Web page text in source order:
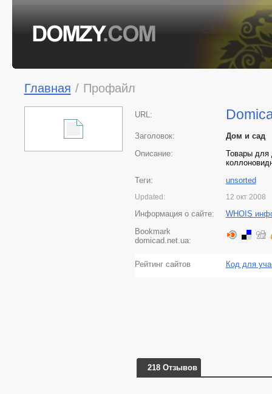
Главная / Профайл
URL:
Заголовок:
Дом и сад
Описание:
Товары для
Теги:
unsorted
Updated: 12 окт 2008
Информация о сайте:
WHOIS
Bookmark
domicad.net.ua:
Рейтинг сайтов Код для
218 Отзывов